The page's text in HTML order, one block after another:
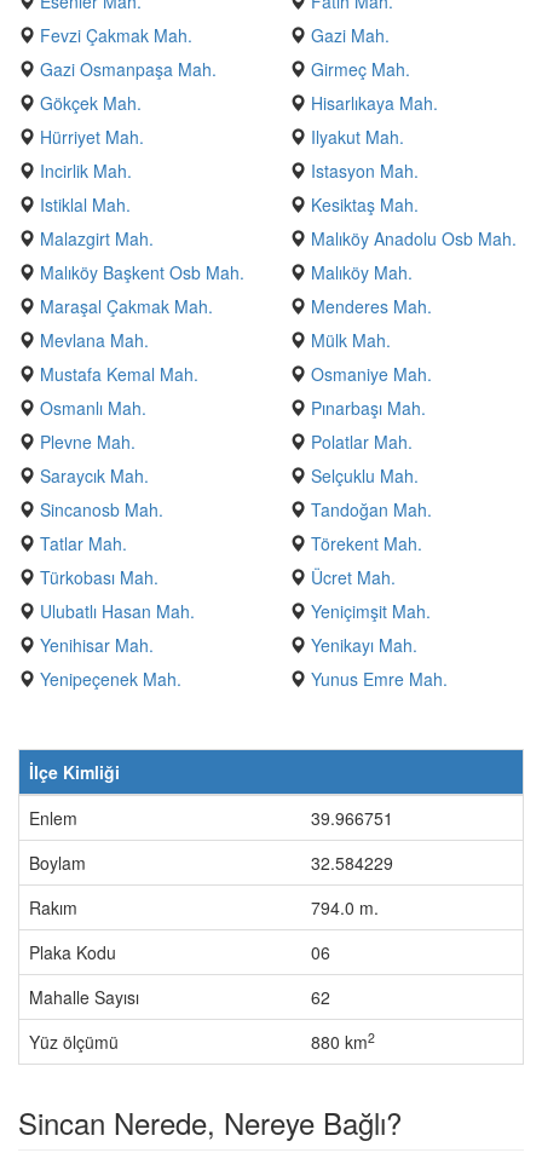
Fevzi Çakmak Mah.
Gazi Mah.
Gazi Osmanpaşa Mah.
Girmeç Mah.
Gökçek Mah.
Hisarlıkaya Mah.
Hürriyet Mah.
Ilyakut Mah.
Incirlik Mah.
Istasyon Mah.
Istiklal Mah.
Kesiktaş Mah.
Malazgirt Mah.
Malıköy Anadolu Osb Mah.
Malıköy Başkent Osb Mah.
Malıköy Mah.
Maraşal Çakmak Mah.
Menderes Mah.
Mevlana Mah.
Mülk Mah.
Mustafa Kemal Mah.
Osmaniye Mah.
Osmanlı Mah.
Pınarbaşı Mah.
Plevne Mah.
Polatlar Mah.
Saraycık Mah.
Selçuklu Mah.
Sincanosb Mah.
Tandoğan Mah.
Tatlar Mah.
Törekent Mah.
Türkobası Mah.
Ücret Mah.
Ulubatlı Hasan Mah.
Yeniçimşit Mah.
Yenihisar Mah.
Yenikayı Mah.
Yenipeçenek Mah.
Yunus Emre Mah.
İlçe Kimliği
Enlem
39.966751
Boylam
32.584229
Rakım
794.0 m.
Plaka Kodu
06
Mahalle Sayısı
62
Yüz ölçümü
880 km2
Sincan Nerede, Nereye Bağlı?